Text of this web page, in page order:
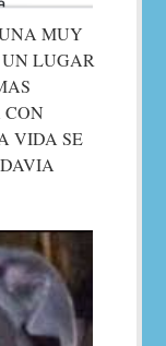
MUY
LUGAR
VIDA SE